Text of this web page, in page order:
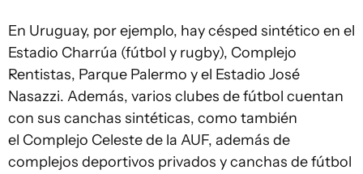
En Uruguay, por ejemplo, hay césped sintético en el
Estadio Charrúa (fútbol y rugby), Complejo
Rentistas, Parque Palermo y el Estadio José
Nasazzi. Además, varios clubes de fútbol cuentan
con sus canchas sintéticas, como también
el Complejo Celeste de la AUF, además de
complejos deportivos privados y canchas de fútbol